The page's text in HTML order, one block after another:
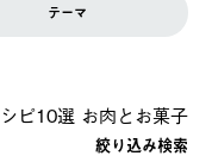
テーマ
絞り込み検索
ピ10選 お肉とお菓子